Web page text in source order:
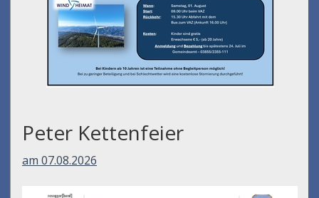
Peter Kettenfeier
am 07.08.2026